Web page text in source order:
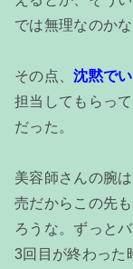
では無理なのかな
その点、沈黙で
担当してもらっ
だった。
美容師さんの腕
売だからこの先
ろうな。ずっと
3回目が終わった